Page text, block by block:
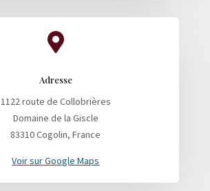

Adresse
1122 route de Collobrières
Domaine de la Giscle
83310 Cogolin, France
Voir sur Google Maps